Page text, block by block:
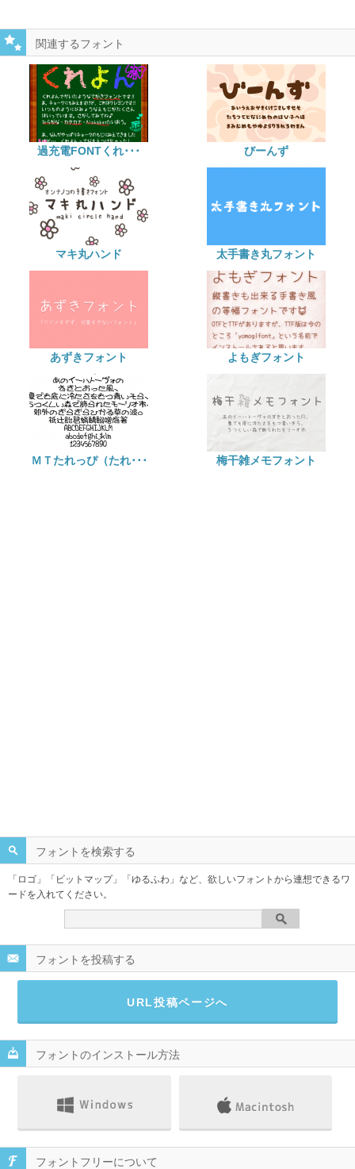
関連するフォント
過充電FONTくれ･･･ びーんず
マキ丸ハンド 太手書き丸フォント
あずきフォント よもぎフォント
ＭＴたれっぴ（たれ･･･ 梅干雑メモフォント
フォントを検索する
「ロゴ」「ビットマップ」「ゆるふわ」など、欲しいフォントから連想できるワ
ードを入れてください。
フォントを投稿する
URL投稿ページへ
フォントのインストール方法
フォントフリーについて